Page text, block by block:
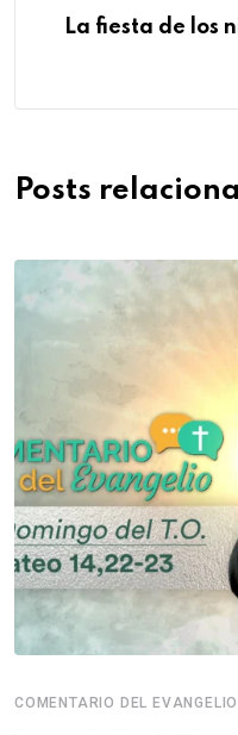
La fiesta de los
Posts
COMENTARIO DEL EVANGELIO